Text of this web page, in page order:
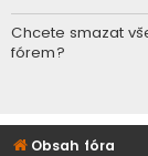
Chcete smazat
fórem?
Obsah fóra